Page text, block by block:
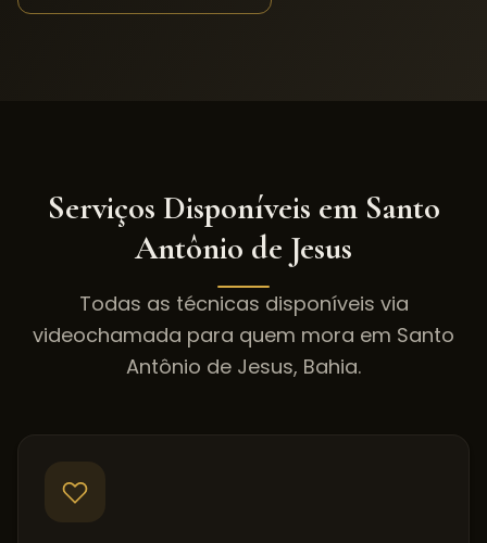
Serviços Disponíveis em Santo
Antônio de Jesus
Todas as técnicas disponíveis via
videochamada para quem mora em Santo
Antônio de Jesus, Bahia.